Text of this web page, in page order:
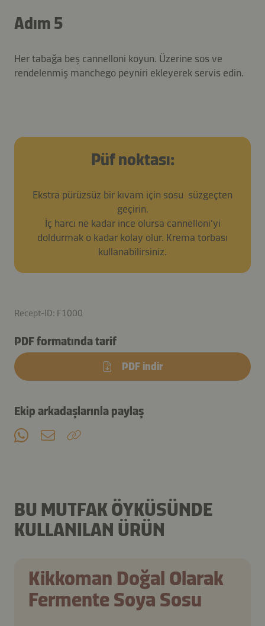
Adım 5
Her tabağa beş cannelloni koyun. Üzerine sos ve
rendelenmiş manchego peyniri ekleyerek servis edin.
Püf noktası:
Ekstra pürüzsüz bir kıvam için sosu süzgeçten
geçirin.
İç harcı ne kadar ince olursa cannelloni'yi
doldurmak o kadar kolay olur. Krema torbası
kullanabilirsiniz.
Recept-ID: F1000
PDF formatında tarif
PDF indir
Ekip arkadaşlarınla paylaş
BU MUTFAK ÖYKÜSÜNDE
KULLANILAN ÜRÜN
Kikkoman Doğal Olarak
Fermente Soya Sosu